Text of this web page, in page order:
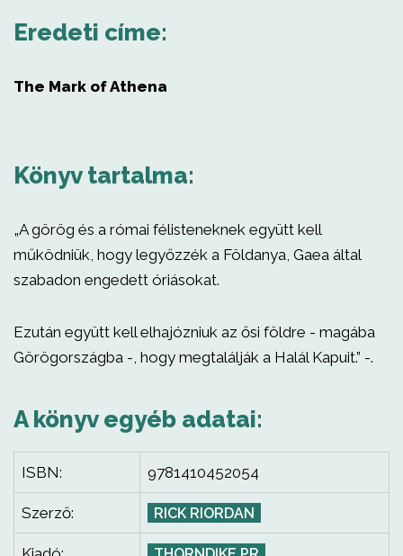
Eredeti címe:
The Mark of Athena
Könyv tartalma:
„A görög és a római félisteneknek együtt kell
működniük, hogy legyőzzék a Földanya, Gaea által
szabadon engedett óriásokat.
Ezután együtt kell elhajózniuk az ősi földre - magába
Görögországba -, hogy megtalálják a Halál Kapuit.” -.
A könyv egyéb adatai:
ISBN: 9781410452054
Szerző: RICK RIORDAN